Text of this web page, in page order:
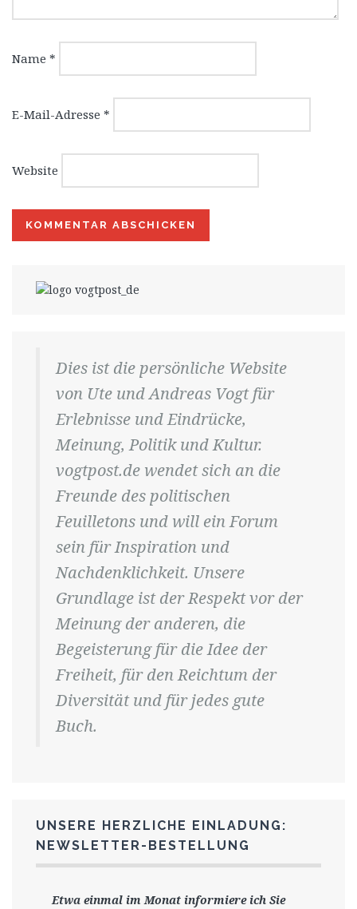
Name *
E-Mail-Adresse *
Website
Dies ist die persönliche Website
von Ute und Andreas Vogt für
Erlebnisse und Eindrücke,
Meinung, Politik und Kultur.
vogtpost.de wendet sich an die
Freunde des politischen
Feuilletons und will ein Forum
sein für Inspiration und
Nachdenklichkeit. Unsere
Grundlage ist der Respekt vor der
Meinung der anderen, die
Begeisterung für die Idee der
Freiheit, für den Reichtum der
Diversität und für jedes gute
Buch.
UNSERE HERZLICHE EINLADUNG:
NEWSLETTER-BESTELLUNG
Etwa einmal im Monat informiere ich Sie